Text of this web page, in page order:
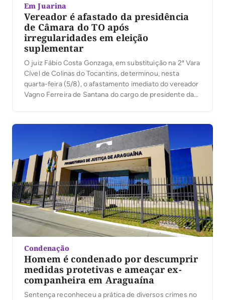
Em Juarina
Vereador é afastado da presidência
de Câmara do TO após
irregularidades em eleição
suplementar
O juiz Fábio Costa Gonzaga, em substituição na 2ª Vara
Cível de Colinas do Tocantins, determinou, nesta
quarta-feira (5/8), o afastamento imediato do vereador
Vagno Ferreira de Santana do cargo de presidente da
exclusivamente da função de presidente. Conforme
Condenação
Homem é condenado por descumprir
medidas protetivas e ameaçar ex-
companheira em Araguaína
Sentença reconheceu a prática de diversos crimes no